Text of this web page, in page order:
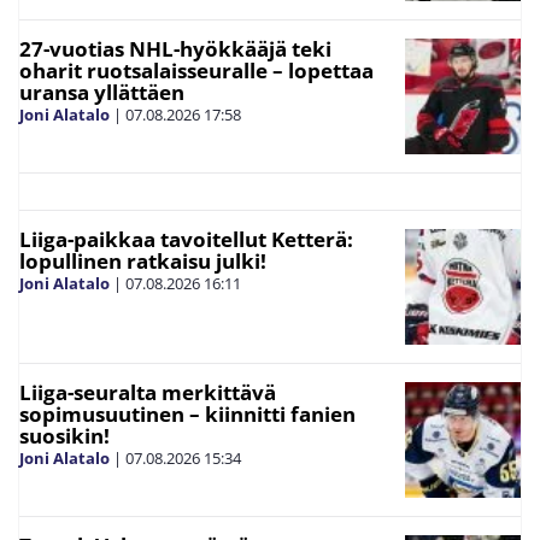
27-vuotias NHL-hyökkääjä teki
oharit ruotsalaisseuralle – lopettaa
uransa yllättäen
Joni Alatalo | 07.08.2026 17:58
Liiga-paikkaa tavoitellut Ketterä:
lopullinen ratkaisu julki!
Joni Alatalo | 07.08.2026 16:11
Liiga-seuralta merkittävä
sopimusuutinen – kiinnitti fanien
suosikin!
Joni Alatalo | 07.08.2026 15:34